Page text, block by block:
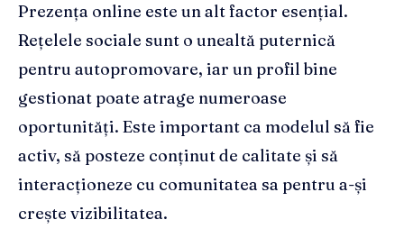
Prezența online este un alt factor esențial.
Rețelele sociale sunt o unealtă puternică
pentru autopromovare, iar un profil bine
gestionat poate atrage numeroase
oportunități. Este important ca modelul să fie
activ, să posteze conținut de calitate și să
interacționeze cu comunitatea sa pentru a-și
crește vizibilitatea.